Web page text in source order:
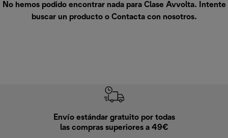
No hemos podido encontrar nada para Clase Avvolta. Intente
buscar un producto o Contacta con nosotros.
Envío estándar gratuito por todas
las compras superiores a 49€